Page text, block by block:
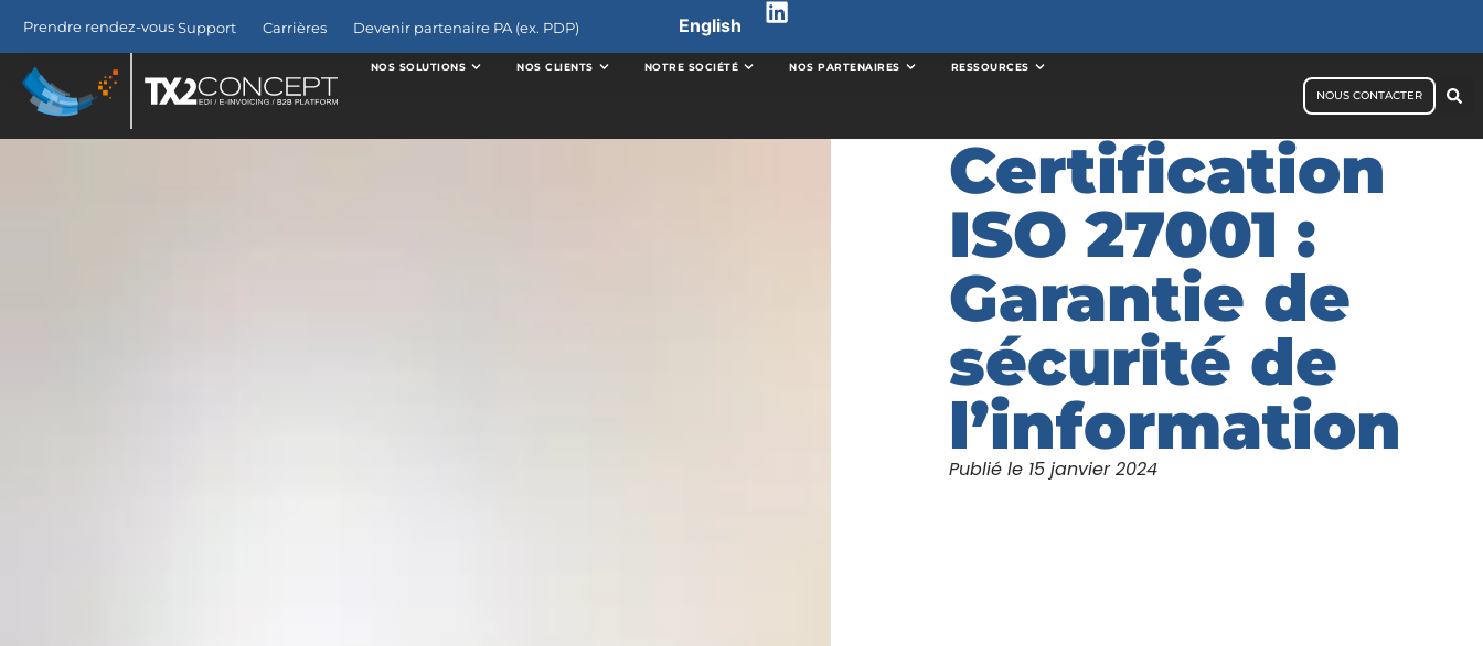
Prendre rendez-vousSupport Carrières Devenir partenaire PA (ex. PDP) English
NOS SOLUTIONS NOS CLIENTS NOTRE SOCIÉTÉ NOS PARTENAIRES RESSOURCES
NOUS CONTACTER
Certification
ISO 27001 :
Garantie de
sécurité de
l’information
Publié le 15 janvier 2024